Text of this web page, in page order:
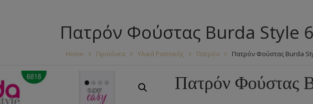
Νήματα για Τσάντες Κουμπώματα
Χερούλια Τσάντας
Ιμάντες Μεταλλικά Εξαρτήματα
Νήματα
Αξεσουάρ
Βαμβακερές Κρόσια
Φυτίλια- Κορδόνια
Ξύλινα
Πουκαμίσου
Πατρόν Φούστας Burda Style
Home Προϊόντα Υλικά Ραπτικής Πατρόν Πατρόν Φούστας Burda
Πατρόν Φούστας